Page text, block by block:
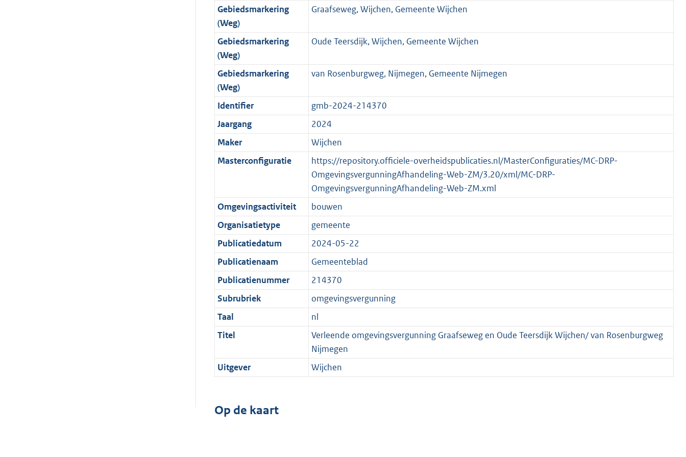
o
r
m
a
a
t
f
o
r
m
a
a
t
b
n
f
o
r
m
a
a
t
i
n
f
o
r
m
a
a
t
K
o
t
:
7
b
o
t
e
:
K
Gebiedsmarkering
(Weg)
Graafseweg, Wijchen, Gemeente Wijchen
Gebiedsmarkering
(Weg)
Oude Teersdijk, Wijchen, Gemeente Wijchen
Gebiedsmarkering
(Weg)
van Rosenburgweg, Nijmegen, Gemeente Nijmegen
Identifier
gmb-2024-214370
Jaargang
2024
Maker
Wijchen
Masterconfiguratie
https://repository.officiele-overheidspublicaties.nl/MasterConfiguraties/MC-DRP-
OmgevingsvergunningAfhandeling-Web-ZM/3.20/xml/MC-DRP-
OmgevingsvergunningAfhandeling-Web-ZM.xml
Omgevingsactiviteit
bouwen
Organisatietype
gemeente
Publicatiedatum
2024-05-22
Publicatienaam
Gemeenteblad
Publicatienummer
214370
Subrubriek
omgevingsvergunning
Taal
nl
Titel
Verleende omgevingsvergunning Graafseweg en Oude Teersdijk Wijchen/ van Rosenburgweg
Nijmegen
Uitgever
Wijchen
Op de kaart